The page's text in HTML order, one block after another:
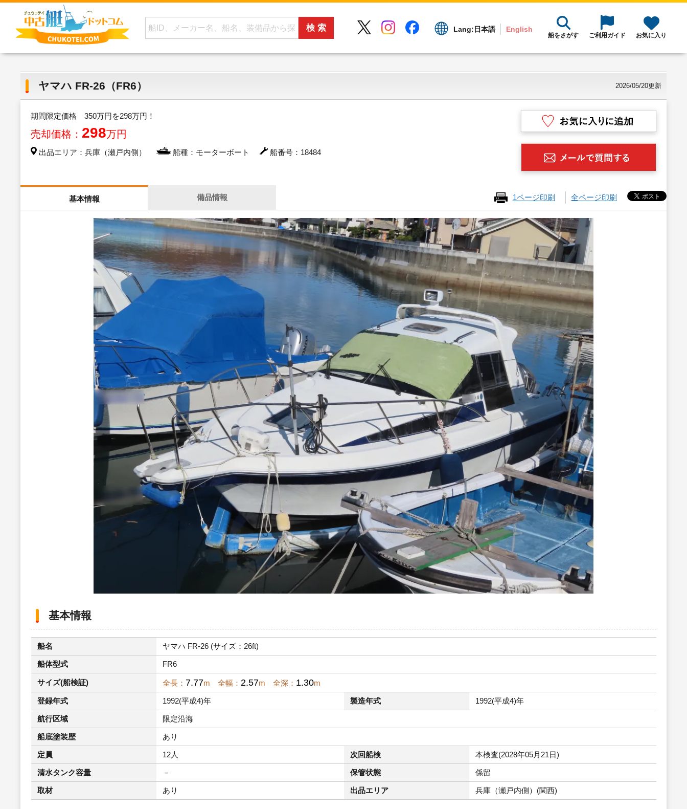
Lang: 日本語 English
船をさがす ご利用ガイド お気に入り
ヤマハ FR-26（FR6） 2026/05/20更新
期間限定価格 350万円を298万円！
売却価格： 298万円
出品エリア：兵庫（瀬戸内側） 船種：モーターボート 船番号：18484
基本情報 備品情報 1ページ印刷 全ページ印刷
基本情報
船名 ヤマハ FR-26 (サイズ：26ft)
船体型式 FR6
サイズ(船検証) 全長： 7.77m 全幅： 2.57m 全深： 1.30m
登録年式 1992(平成4)年 製造年式 1992(平成4)年
航行区域 限定沿海
船底塗装歴 あり
定員 12人 次回船検 本検査(2028年05月21日)
清水タンク容量 － 保管状態 係留
取材 あり 出品エリア 兵庫（瀬戸内側）(関西)